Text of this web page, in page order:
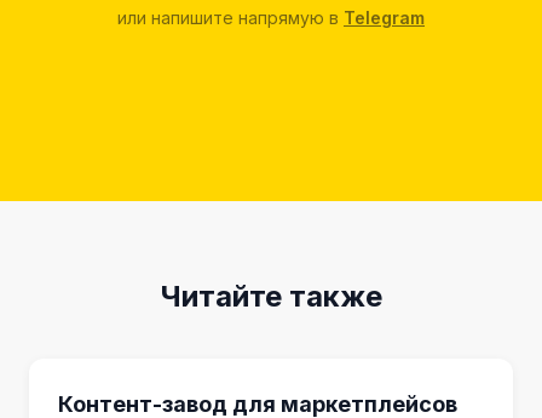
или напишите напрямую в Telegram
Читайте также
Контент-завод для маркетплейсов